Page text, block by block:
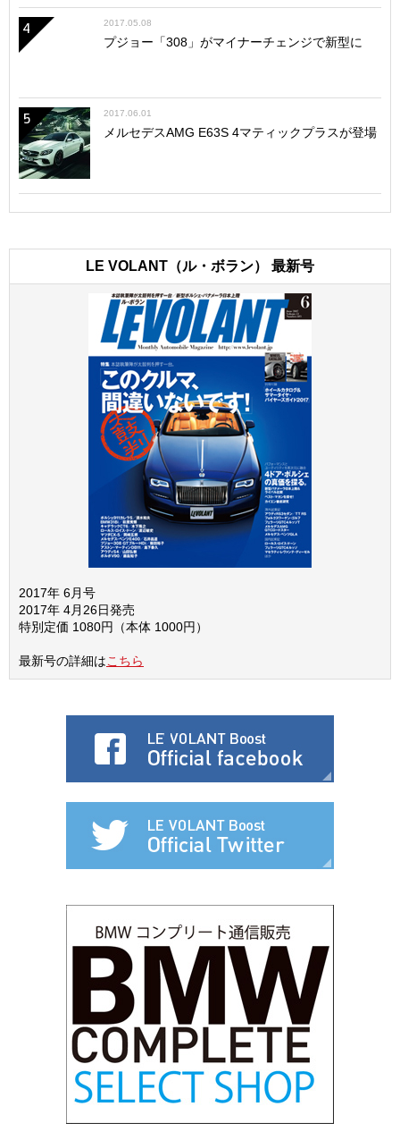
4 2017.05.08
プジョー「308」がマイナーチェンジで新型に
5 2017.06.01
メルセデスAMG E63S 4マティックプラスが登場
LE VOLANT（ル・ボラン） 最新号
2017年 6月号
2017年 4月26日発売
特別定価 1080円（本体 1000円）
最新号の詳細はこちら